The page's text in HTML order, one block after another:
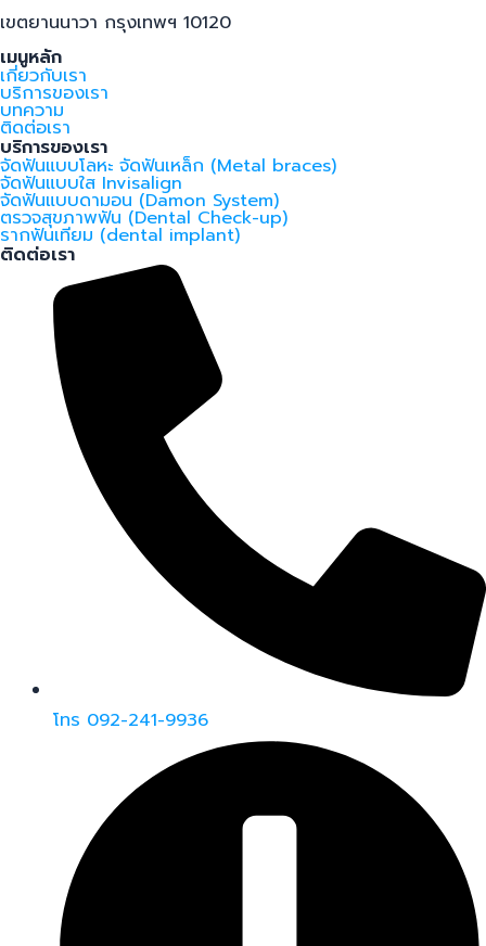
เขตยานนาวา กรุงเทพฯ 10120
เมนูหลัก
เกี่ยวกับเรา
บริการของเรา
บทความ
ติดต่อเรา
บริการของเรา
จัดฟันแบบโลหะ จัดฟันเหล็ก (Metal braces)
จัดฟันแบบใส Invisalign
จัดฟันแบบดามอน (Damon System)
ตรวจสุขภาพฟัน (Dental Check-up)
รากฟันเทียม (dental implant)
ติดต่อเรา
โทร 092-241-9936